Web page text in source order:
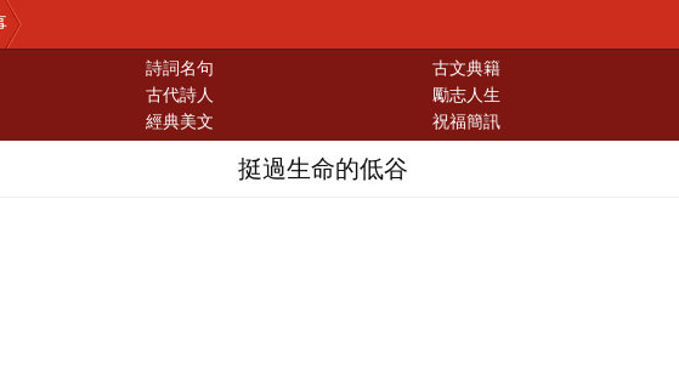
詩詞名句 古文典籍
古代詩人 勵志人生
經典美文 祝福簡訊
挺過生命的低谷